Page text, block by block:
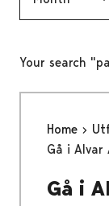
Your search
Home
Gå i
Gå i